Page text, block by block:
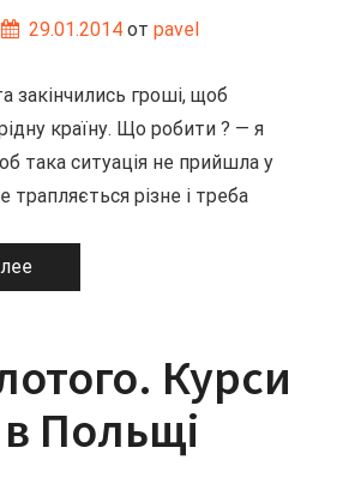
29.01.2014 от pavel
закінчились гроші, щоб
країну. Що робити ? — я
така ситуація не прийшла у
різне і треба
Курси
Польщі